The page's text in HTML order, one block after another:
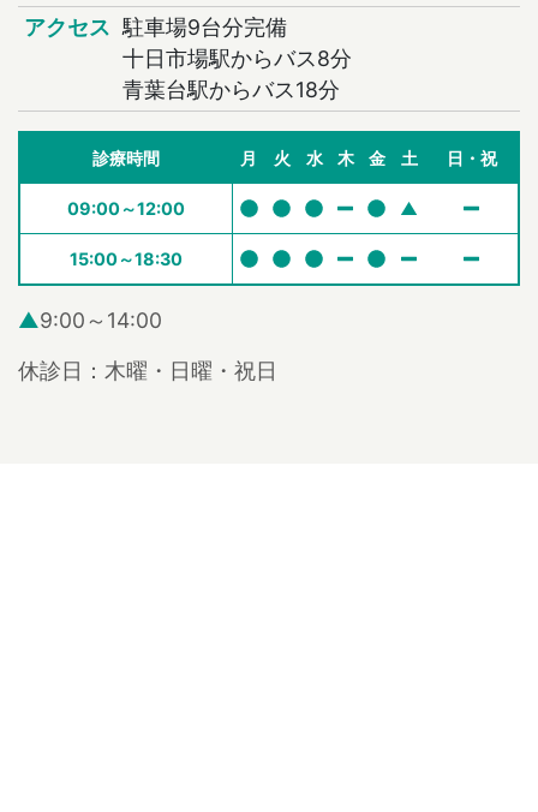
アクセス 駐車場9台分完備
十日市場駅からバス8分
青葉台駅からバス18分
診療時間 月 火 水 木 金 土 日・祝
09:00～12:00 ▲
15:00～18:30
▲9:00～14:00
休診日：木曜・日曜・祝日